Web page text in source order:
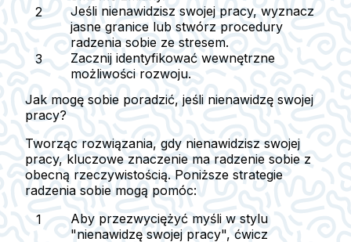
Jeśli nienawidzisz swojej pracy, wyznacz
jasne granice lub stwórz procedury
radzenia sobie ze stresem.
Zacznij identyfikować wewnętrzne
możliwości rozwoju.
Jak mogę sobie poradzić, jeśli nienawidzę swojej
pracy?
Tworząc rozwiązania, gdy nienawidzisz swojej
pracy, kluczowe znaczenie ma radzenie sobie z
obecną rzeczywistością. Poniższe strategie
radzenia sobie mogą pomóc:
Aby przezwyciężyć myśli w stylu
"nienawidzę swojej pracy", ćwicz